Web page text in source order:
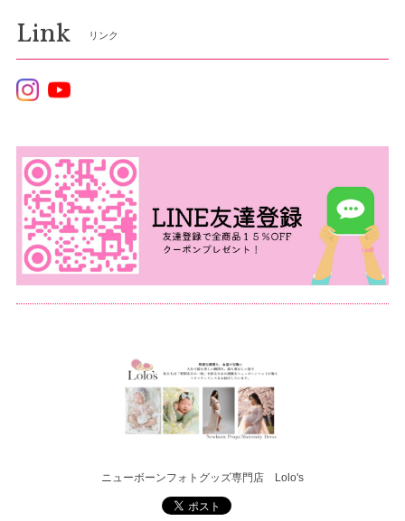
Link リンク
ニューボーンフォトグッズ専門店 Lolo's